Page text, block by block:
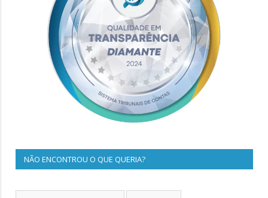
NÃO ENCONTROU O QUE QUERIA?